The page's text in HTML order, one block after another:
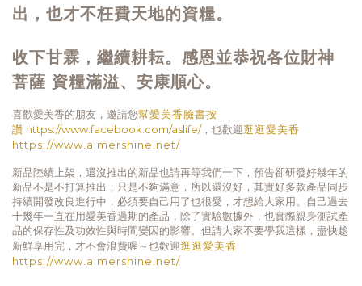
出，也才不枉費天地的資糧。
收下甘霖，繼續耕耘。感恩並恭祝各位財神
菩薩 資糧滿溢、安康順心。
喜歡愛美香的朋友，邀請您幫愛美香臉書按
讚 https://www.facebook.com/aslife/，也歡迎逛逛愛美香
https://www.aimershine.net/
新品陸續上架，還沒推出的新品也請再等我們一下，預告卻研發好幾年的
新品不是不打算推出，只是不夠滿意，所以還沒好，其實好多款產品同步
持續開發改良進行中，必須要自己用了也很愛，才想給大家用。自己過去
十幾年一直在用愛美香過期的產品，除了實驗數據外，也實際親身測試產
品的保存性及功效性與時間變因的影響。但請大家不要學我這樣，盡快趁
新鮮享用完，才不會浪費喔～也歡迎逛逛愛美香
https://www.aimershine.net/